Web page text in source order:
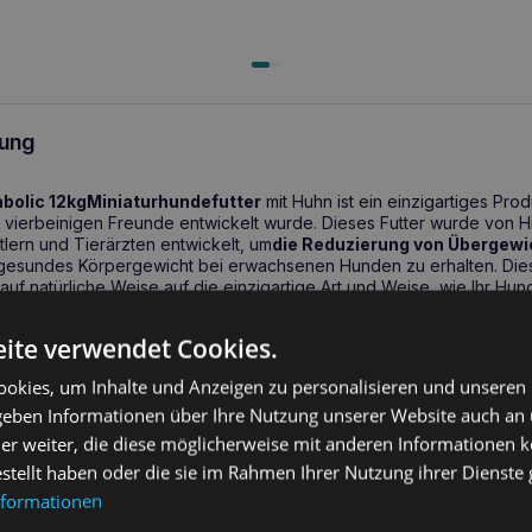
12kgMiniaturhundefutter mit Huhn ist ein einzigartiges
Freunde entwickelt wurde. Dieses Futter wurde von
und Tierärzten entwickelt, umdie Reduzierung von
Körpergewicht bei erwachsenen Hunden zu erhalten.
natürliche Weise auf die einzigartige Art und Weise, wie Ihr
einfache und effektive Gewichtsabnahme. Übergewicht kann
kann das Leben des Hundes verlängern und das
metabolic 12kg – Abnehmen bei
canine metabolic 12kg Futter so besonders? In erster Linie
dass bis zu96% der Hunde in nur 2 Monaten nach der
verwendet Cookies.
um Inhalte und Anzeigen zu personalisieren und
Informationen über Ihre Nutzung unserer Website auch an
weiter, die diese möglicherweise mit anderen Informationen
haben oder die sie im Rahmen Ihrer Nutzung ihrer Dienste